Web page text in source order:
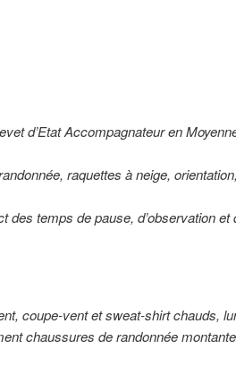
d’Etat Accompagnateur en
raquettes à neige,
temps de pause, d’observation et
coupe-vent et sweat-shirt chauds,
chaussures de randonnée